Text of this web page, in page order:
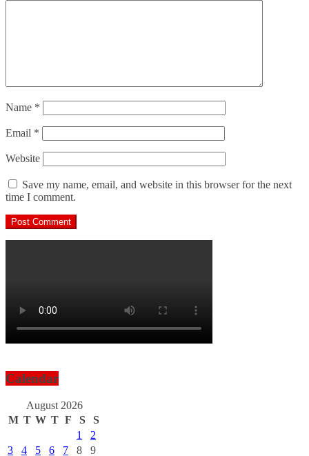
Name *
Email *
Website
Save my name, email, and website in this browser for the next
time I comment.
Calendar
August 2026
M T W T F S
S
1
2
3
4 5 6 7 8 9